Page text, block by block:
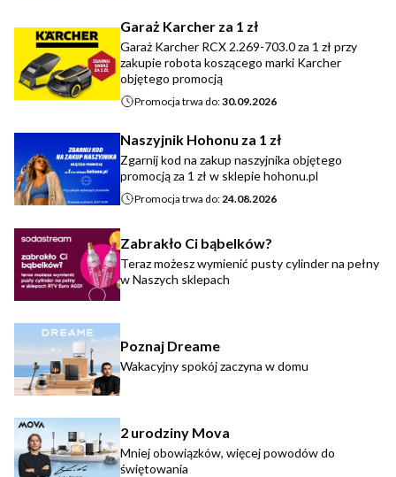
Garaż Karcher za 1 zł
Garaż Karcher RCX 2.269-703.0 za 1 zł przy
zakupie robota koszącego marki Karcher
objętego promocją
Promocja trwa do:30.09.2026
Naszyjnik Hohonu za 1 zł
Zgarnij kod na zakup naszyjnika objętego
promocją za 1 zł w sklepie hohonu.pl
Promocja trwa do:24.08.2026
Zabrakło Ci bąbelków?
Teraz możesz wymienić pusty cylinder na pełny
w Naszych sklepach
Poznaj Dreame
Wakacyjny spokój zaczyna w domu
2 urodziny Mova
Mniej obowiązków, więcej powodów do
świętowania